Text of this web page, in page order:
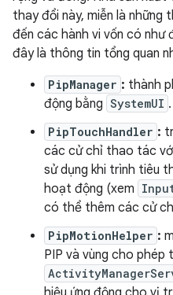
thay đổi này, miễn là những
đến các hành vi vốn có như
đây là thông tin tổng quan
PipManager : thành
động bằng SystemUI .
PipTouchHandler :
các cử chỉ thao tác
sử dụng khi trình tiêu
hoạt động (xem
có thể thêm các cử
PipMotionHelper :
PIP và vùng cho phép